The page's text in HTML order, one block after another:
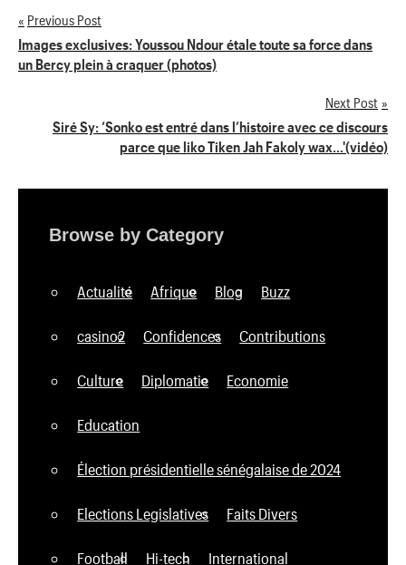
Navigation
de
Previous Post
Images exclusives: Youssou Ndour étale toute sa force dans
un Bercy plein à craquer (photos)
Next Post
Siré Sy: ‘Sonko est entré dans l’histoire avec ce discours
parce que liko Tiken Jah Fakoly wax…'(vidéo)
Browse by Category
Actualité Afrique Blog Buzz
casino2 Confidences Contributions
Culture Diplomatie Economie
Education
Élection présidentielle sénégalaise de 2024
Elections Legislatives Faits Divers
Football Hi-tech International